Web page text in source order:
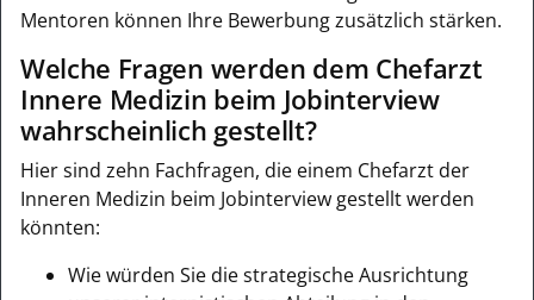
Mentoren können Ihre Bewerbung zusätzlich stärken.
Welche Fragen werden dem Chefarzt
Innere Medizin beim Jobinterview
wahrscheinlich gestellt?
Hier sind zehn Fachfragen, die einem Chefarzt der
Inneren Medizin beim Jobinterview gestellt werden
könnten:
Wie würden Sie die strategische Ausrichtung